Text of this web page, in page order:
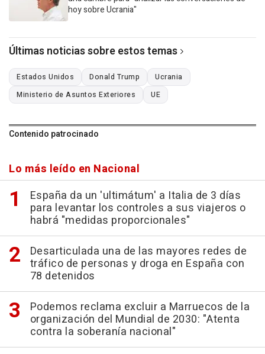
hoy sobre Ucrania"
Últimas noticias sobre estos temas
Estados Unidos Donald Trump
Ucrania
Ministerio de Asuntos Exteriores
UE
Contenido patrocinado
Lo más leído en Nacional
España da un 'ultimátum' a Italia de 3 días
para levantar los controles a sus viajeros o
habrá "medidas proporcionales"
Desarticulada una de las mayores redes de
tráfico de personas y droga en España con
78 detenidos
Podemos reclama excluir a Marruecos de la
organización del Mundial de 2030: "Atenta
contra la soberanía nacional"